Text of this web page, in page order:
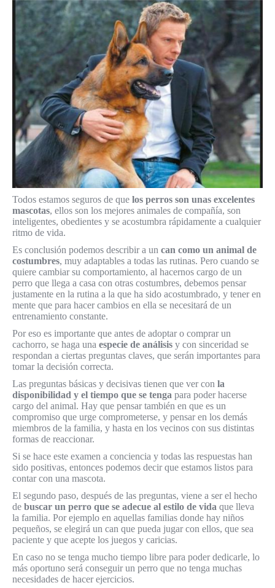
Todos estamos seguros de que los perros son unas excelentes
mascotas, ellos son los mejores animales de compañía, son
inteligentes, obedientes y se acostumbra rápidamente a cualquier
ritmo de vida.
Es conclusión podemos describir a un can como un animal de
costumbres, muy adaptables a todas las rutinas. Pero cuando se
quiere cambiar su comportamiento, al hacernos cargo de un
perro que llega a casa con otras costumbres, debemos pensar
justamente en la rutina a la que ha sido acostumbrado, y tener en
mente que para hacer cambios en ella se necesitará de un
entrenamiento constante.
Por eso es importante que antes de adoptar o comprar un
cachorro, se haga una especie de análisis y con sinceridad se
respondan a ciertas preguntas claves, que serán importantes para
tomar la decisión correcta.
Las preguntas básicas y decisivas tienen que ver con la
disponibilidad y el tiempo que se tenga para poder hacerse
cargo del animal. Hay que pensar también en que es un
compromiso que urge comprometerse, y pensar en los demás
miembros de la familia, y hasta en los vecinos con sus distintas
formas de reaccionar.
Si se hace este examen a conciencia y todas las respuestas han
sido positivas, entonces podemos decir que estamos listos para
contar con una mascota.
El segundo paso, después de las preguntas, viene a ser el hecho
de buscar un perro que se adecue al estilo de vida que lleva
la familia. Por ejemplo en aquellas familias donde hay niños
pequeños, se elegirá un can que pueda jugar con ellos, que sea
paciente y que acepte los juegos y caricias.
En caso no se tenga mucho tiempo libre para poder dedicarle, lo
más oportuno será conseguir un perro que no tenga muchas
necesidades de hacer ejercicios.